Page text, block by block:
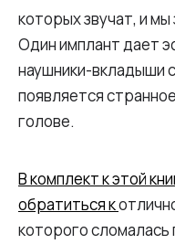
которых звучат, и
Один имплант дает
наушники-вкладыши
появляется
голове.
В комплект к этой
обратиться к
которого сломалась